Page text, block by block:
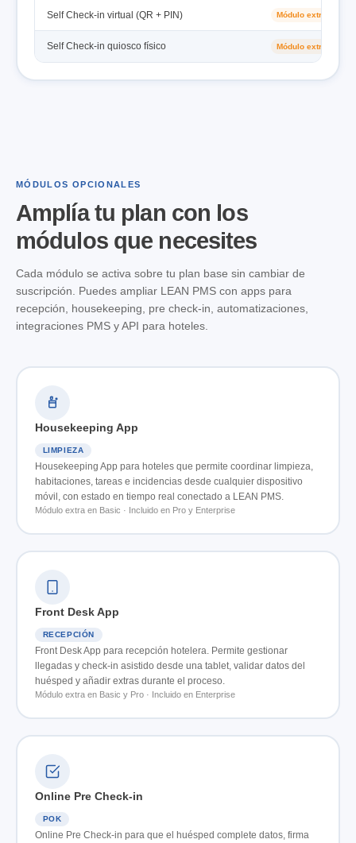
Self Check-in virtual (QR + PIN) Módulo extra
Self Check-in quiosco físico Módulo extra
MÓDULOS OPCIONALES
Amplía tu plan con los
módulos que necesites
Cada módulo se activa sobre tu plan base sin cambiar de
suscripción. Puedes ampliar LEAN PMS con apps para
recepción, housekeeping, pre check-in, automatizaciones,
integraciones PMS y API para hoteles.
Housekeeping App
LIMPIEZA
Housekeeping App para hoteles que permite coordinar limpieza,
habitaciones, tareas e incidencias desde cualquier dispositivo
móvil, con estado en tiempo real conectado a LEAN PMS.
Módulo extra en Basic · Incluido en Pro y Enterprise
Front Desk App
RECEPCIÓN
Front Desk App para recepción hotelera. Permite gestionar
llegadas y check-in asistido desde una tablet, validar datos del
huésped y añadir extras durante el proceso.
Módulo extra en Basic y Pro · Incluido en Enterprise
Online Pre Check-in
POK
Online Pre Check-in para que el huésped complete datos, firma